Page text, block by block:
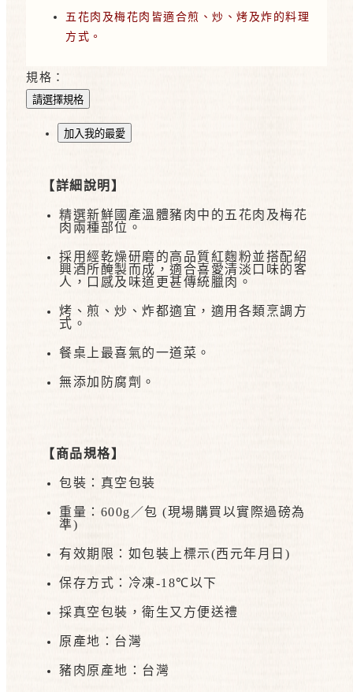
五花肉及梅花肉皆適合煎、炒、烤及炸的料理
方式。
規格：
請選擇規格
加入我的最愛
【詳細說明】
精選新鮮國產溫體豬肉中的五花肉及梅花
肉兩種部位。
採用經乾燥研磨的高品質紅麴粉並搭配紹
興酒所醃製而成，適合喜愛清淡口味的客
人，口感及味道更甚傳統臘肉。
烤、煎、炒、炸都適宜，適用各類烹調方
式。
餐桌上最喜氣的一道菜。
無添加防腐劑。
【商品規格】
包裝：真空包裝
重量： 600g ／包 (現場購買以實際過磅為
準)
有效期限：如包裝上標示(西元年月日 )
保存方式：冷凍-18℃以下
採真空包裝，衛生又方便送禮
原產地：台灣
豬肉原產地：台灣